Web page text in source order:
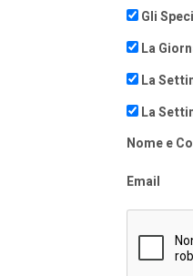
Gli
La
La
La
Nome e
Email